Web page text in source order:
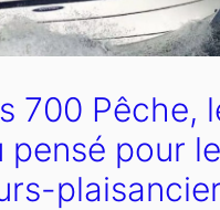
700 Pêche,
pensé pour